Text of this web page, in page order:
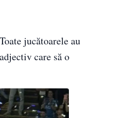
jucătoarele au
care să o